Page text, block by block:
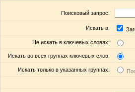
Поисковый запрос:
Искать в:
Не искать в ключевых словах:
Искать во всех группах ключевых слов:
Искать только в указанных группах: